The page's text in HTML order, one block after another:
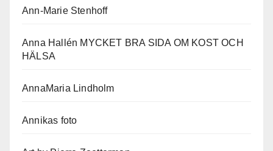
Ann-Marie Stenhoff
Anna Hallén MYCKET BRA SIDA OM KOST OCH
HÄLSA
AnnaMaria Lindholm
Annikas foto